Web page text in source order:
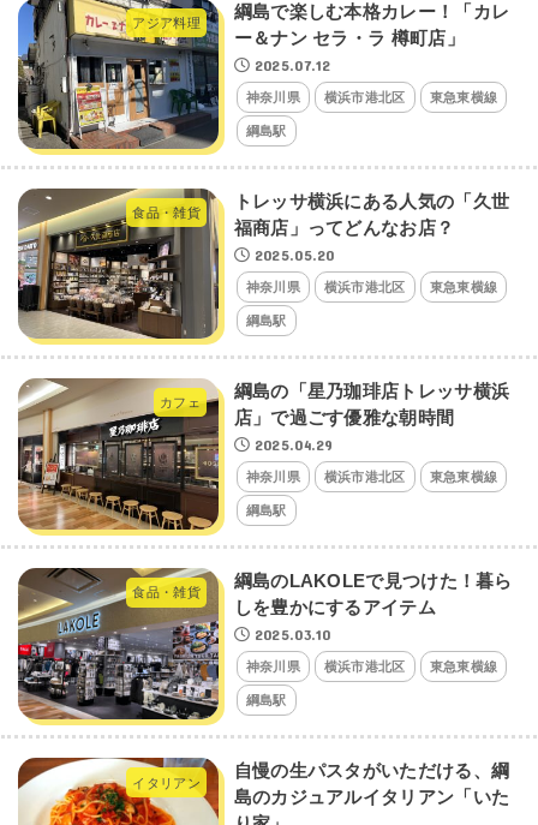
アジア料理
綱島で楽しむ本格カレー！「カレ
ー＆ナン セラ・ラ 樽町店」
2025.07.12
神奈川県 横浜市港北区 東急東横線
綱島駅
食品・雑貨
トレッサ横浜にある人気の「久世
福商店」ってどんなお店？
2025.05.20
神奈川県 横浜市港北区 東急東横線
綱島駅
カフェ
綱島の「星乃珈琲店トレッサ横浜
店」で過ごす優雅な朝時間
2025.04.29
神奈川県 横浜市港北区 東急東横線
綱島駅
食品・雑貨
綱島のLAKOLEで見つけた！暮ら
しを豊かにするアイテム
2025.03.10
神奈川県 横浜市港北区 東急東横線
綱島駅
イタリアン
自慢の生パスタがいただける、綱
島のカジュアルイタリアン「いた